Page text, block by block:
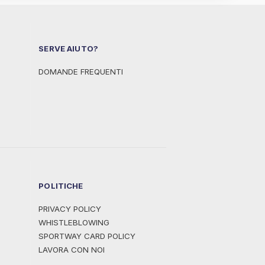
SERVE AIUTO?
DOMANDE FREQUENTI
POLITICHE
PRIVACY POLICY
WHISTLEBLOWING
SPORTWAY CARD POLICY
LAVORA CON NOI